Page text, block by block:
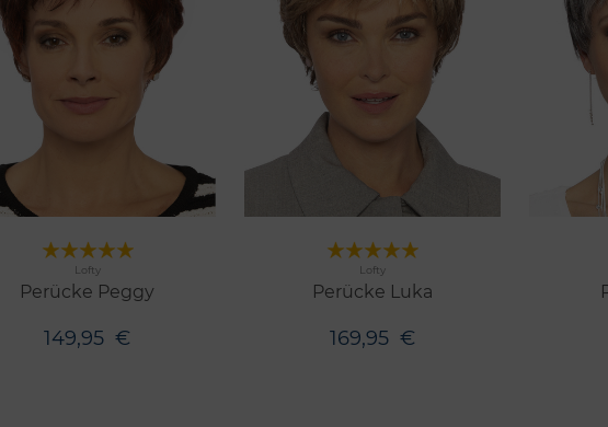
Lofty
Perücke Peggy
149,95 €
Lofty
Perücke Luka
169,95 €